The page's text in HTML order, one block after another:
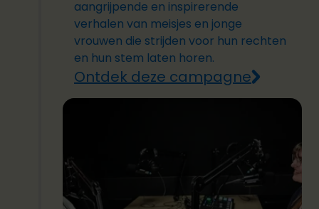
aangrijpende en inspirerende
verhalen van meisjes en jonge
vrouwen die strijden voor hun rechten
en hun stem laten horen.
Ontdek deze campagne